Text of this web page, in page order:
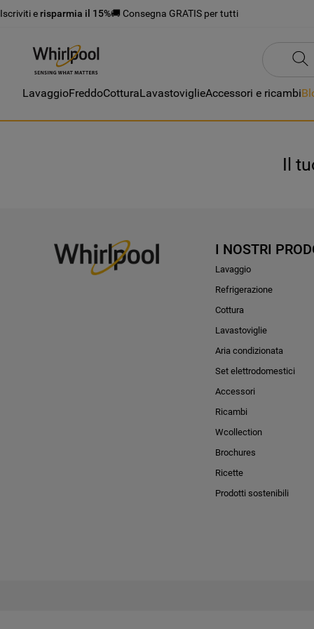
Iscriviti e risparmia il 15%🚚 Consegna GRATIS per tutti
LavaggioFreddoCotturaLavastoviglieAccessori e ricambi
Il
I NOSTRI
Lavaggio
Refrigerazione
Cottura
Lavastoviglie
Aria condizionata
Set elettrodomestici
Accessori
Ricambi
Wcollection
Brochures
Ricette
Prodotti sostenibili